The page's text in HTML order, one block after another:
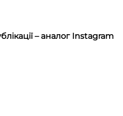
– аналог Instagram